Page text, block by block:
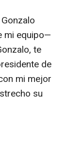
mi equipo—
te
de
mi mejor
su